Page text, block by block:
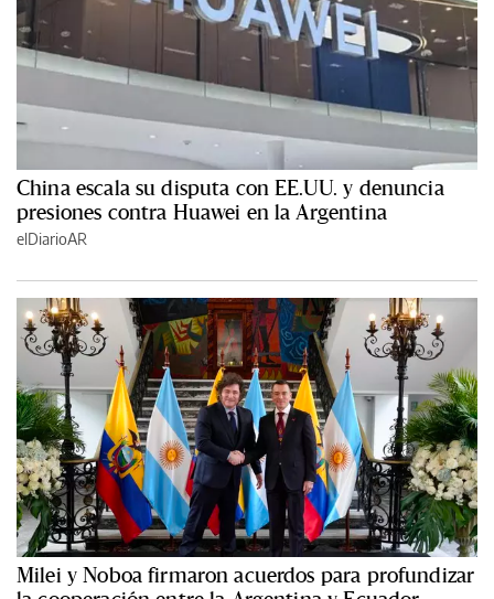
China escala su disputa con EE.UU. y denuncia
presiones contra Huawei en la Argentina
elDiarioAR
Milei y Noboa firmaron acuerdos para profundizar